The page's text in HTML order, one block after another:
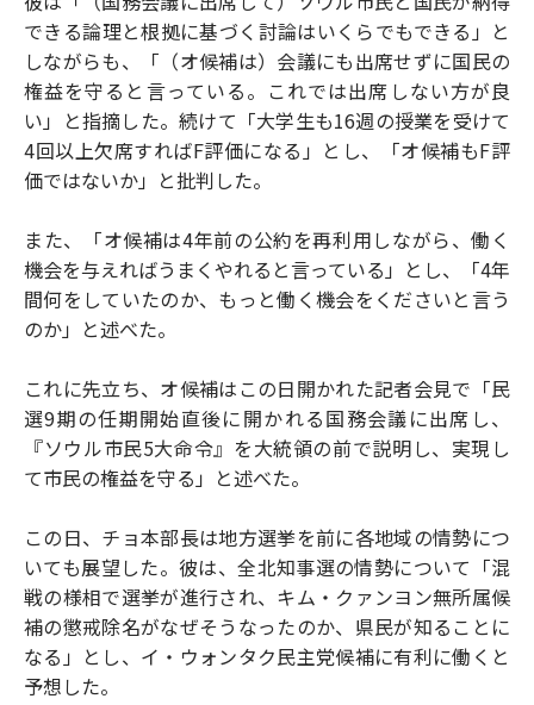
できる論理と根拠に基づく討論はいくらでもできる」と
しながらも、「（オ候補は）会議にも出席せずに国民の
権益を守ると言っている。これでは出席しない方が良
い」と指摘した。続けて「大学生も16週の授業を受けて
4回以上欠席すればF評価になる」とし、「オ候補もF評
価ではないか」と批判した。
また、「オ候補は4年前の公約を再利用しながら、働く
機会を与えればうまくやれると言っている」とし、「4年
間何をしていたのか、もっと働く機会をくださいと言う
のか」と述べた。
これに先立ち、オ候補はこの日開かれた記者会見で「民
選9期の任期開始直後に開かれる国務会議に出席し、
『ソウル市民5大命令』を大統領の前で説明し、実現し
て市民の権益を守る」と述べた。
この日、チョ本部長は地方選挙を前に各地域の情勢につ
いても展望した。彼は、全北知事選の情勢について「混
戦の様相で選挙が進行され、キム・クァンヨン無所属候
補の懲戒除名がなぜそうなったのか、県民が知ることに
なる」とし、イ・ウォンタク民主党候補に有利に働くと
予想した。